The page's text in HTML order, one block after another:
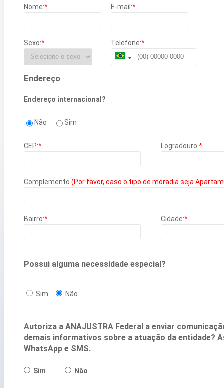
Nome:* E-mail:*
Sexo:* Telefone:*
Endereço
Endereço internacional?
Não Sim
CEP:* Logradouro:*
Complemento (Por favor, caso o tipo de moradia seja
Bairro:* Cidade:*
Possui alguma necessidade especial?
Sim Não
Autoriza a ANAJUSTRA Federal a enviar
demais informativos sobre a atuação da entidade?
WhatsApp e SMS.
Sim Não